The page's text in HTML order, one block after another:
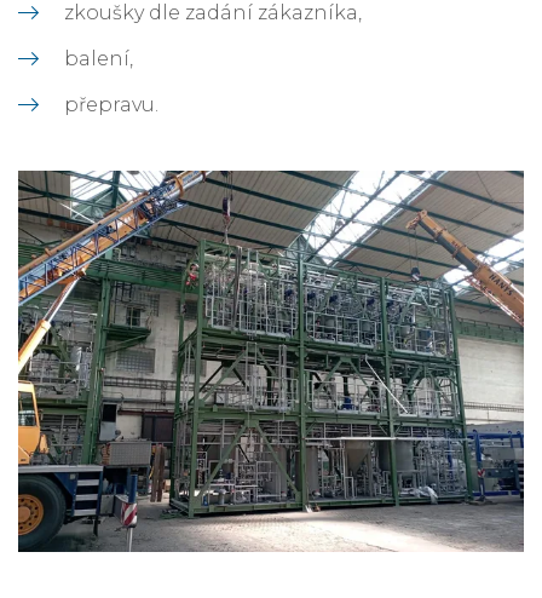
zkoušky dle zadání zákazníka,
balení,
přepravu.